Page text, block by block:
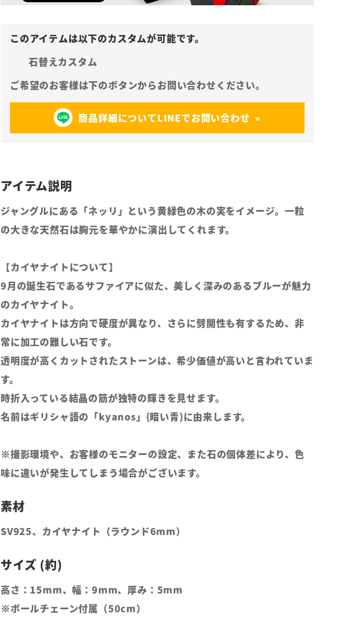
石替えカスタム
商品詳細についてLINEでお問い合わせ
ジャングルにある「ネッリ」という黄緑色の木の実をイメージ。一粒
の大きな天然石は胸元を華やかに演出してくれます。
【カイヤナイトについて】
9月の誕生石であるサファイアに似た、美しく深みのあるブルーが魅力
のカイヤナイト。
カイヤナイトは方向で硬度が異なり、さらに劈開性も有するため、非
常に加工の難しい石です。
透明度が高くカットされたストーンは、希少価値が高いと言われていま
す。
時折入っている結晶の筋が独特の輝きを見せます。
名前はギリシャ語の「kyanos」(暗い青)に由来します。
※撮影環境や、お客様のモニターの設定、また石の個体差により、色
味に違いが発生してしまう場合がございます。
SV925、カイヤナイト（ラウンド6mm）
高さ：15mm、幅：9mm、厚み：5mm
※ボールチェーン付属（50cm）